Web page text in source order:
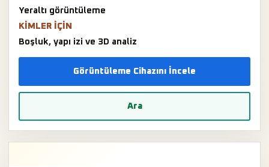
Yeraltı görüntüleme
KIMLER IÇIN
Boşluk, yapı izi ve 3D analiz
Görüntüleme Cihazını İncele
Ara